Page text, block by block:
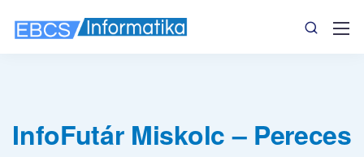
InfoFutár Miskolc – Pereces